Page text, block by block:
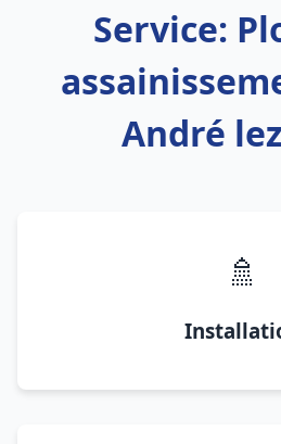
Service:
André
🚿